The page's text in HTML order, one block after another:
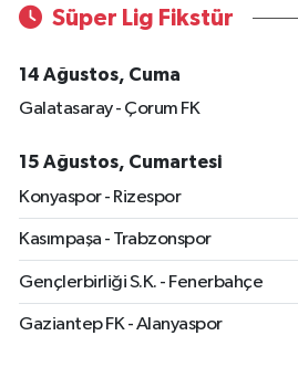
Süper Lig Fikstür
14 Ağustos, Cuma
Galatasaray - Çorum FK
15 Ağustos, Cumartesi
Konyaspor - Rizespor
Kasımpaşa - Trabzonspor
Gençlerbirliği S.K. - Fenerbahçe
Gaziantep FK - Alanyaspor